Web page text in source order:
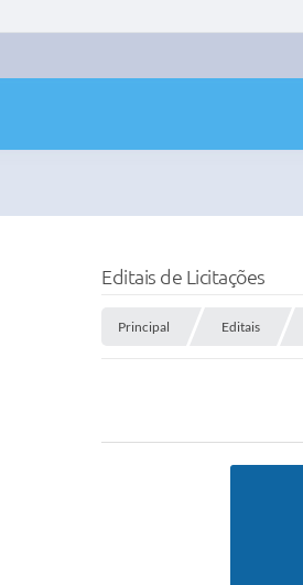
Editais de Licitações
Principal Editais